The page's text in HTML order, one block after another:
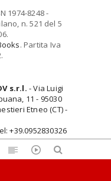
1974-8248 -
n. 521 del 5
. Partita Iva
s.r.l. - Via Luigi
11 - 95030
Etneo (CT) -
+39.0952830326